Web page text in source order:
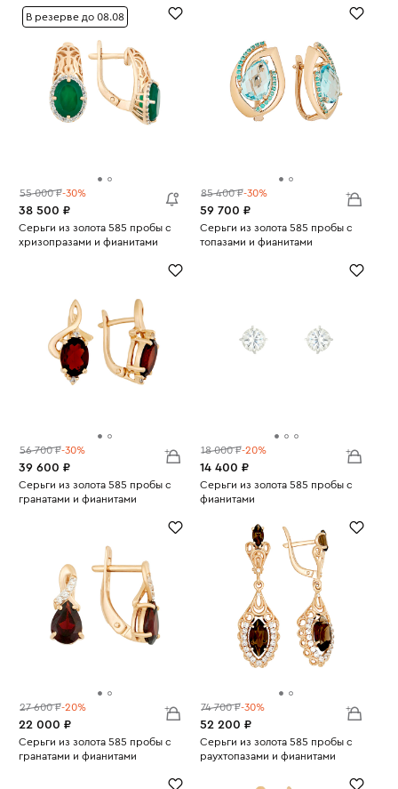
В резерве до 08.08
55 000 ₽-30%
38 500 ₽
Серьги из золота 585 пробы с
хризопразами и фианитами
85 400 ₽-30%
59 700 ₽
Серьги из золота 585 пробы с
топазами и фианитами
56 700 ₽-30%
39 600 ₽
Серьги из золота 585 пробы с
гранатами и фианитами
18 000 ₽-20%
14 400 ₽
Серьги из золота 585 пробы с
фианитами
27 600 ₽-20%
22 000 ₽
Серьги из золота 585 пробы с
гранатами и фианитами
74 700 ₽-30%
52 200 ₽
Серьги из золота 585 пробы с
раухтопазами и фианитами